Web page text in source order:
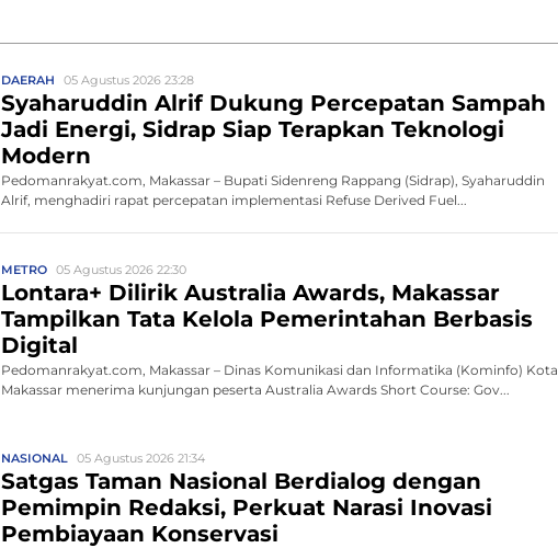
DAERAH 05 Agustus 2026 23:28
Syaharuddin Alrif Dukung Percepatan Sampah
Jadi Energi, Sidrap Siap Terapkan Teknologi
Modern
Pedomanrakyat.com, Makassar – Bupati Sidenreng Rappang (Sidrap), Syaharuddin
Alrif, menghadiri rapat percepatan implementasi Refuse Derived Fuel...
METRO 05 Agustus 2026 22:30
Lontara+ Dilirik Australia Awards, Makassar
Tampilkan Tata Kelola Pemerintahan Berbasis
Digital
Pedomanrakyat.com, Makassar – Dinas Komunikasi dan Informatika (Kominfo) Kota
Makassar menerima kunjungan peserta Australia Awards Short Course: Gov...
NASIONAL 05 Agustus 2026 21:34
Satgas Taman Nasional Berdialog dengan
Pemimpin Redaksi, Perkuat Narasi Inovasi
Pembiayaan Konservasi